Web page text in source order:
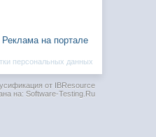
Реклама на портале
персональных данных
от IBResource
на: Software-Testing.Ru